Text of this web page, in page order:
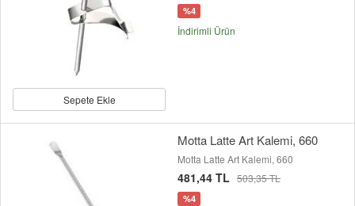
Sepete Ekle
%4
İndirimli Ürün
Motta Latte Art Kalemi, 660
Motta Latte Art Kalemi, 660
481,44 TL 503,35 TL
%4